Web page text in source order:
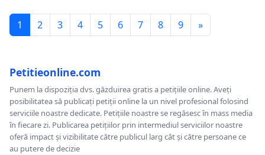
1 2 3 4 5 6 7 8 9 »
Petitieonline.com
Punem la dispoziția dvs. găzduirea gratis a petițiile online. Aveți
posibilitatea să publicați petiții online la un nivel profesional folosind
serviciile noastre dedicate. Petițiile noastre se regăsesc în mass media
în fiecare zi. Publicarea petițiilor prin intermediul serviciilor noastre
oferă impact și vizibilitate către publicul larg cât și către persoane ce
au putere de decizie